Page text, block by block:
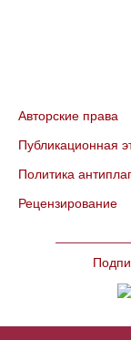
Авторские права
Публикационная
Политика
Рецензирование